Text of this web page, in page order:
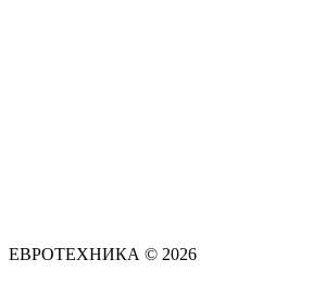
ЕВРОТЕХНИКА © 2026